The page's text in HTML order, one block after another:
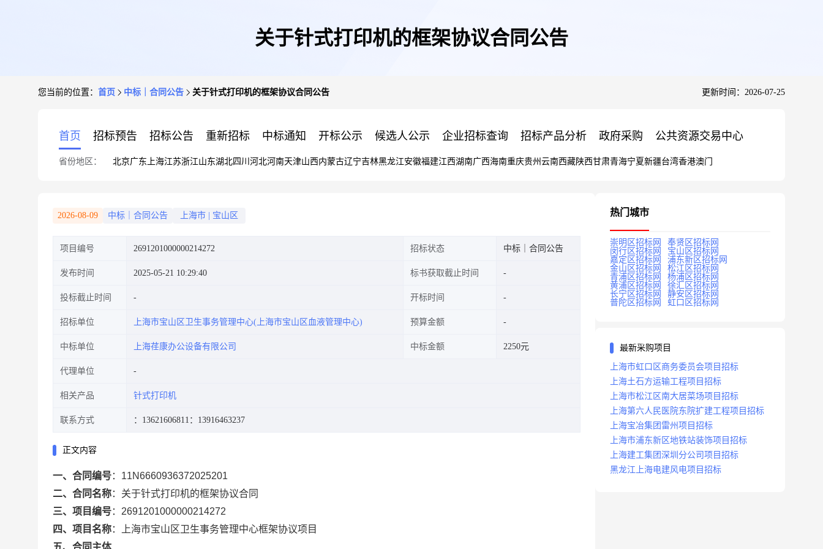
关于针式打印机的框架协议合同公告
您当前的位置： 首页 中标｜合同公告 关于针式打印机的框架协议合同公告 更新时间：2026-07-25
首页 招标预告 招标公告 重新招标 中标通知 开标公示 候选人公示 企业招标查询 招标产品分析 政府采购 公共资源交易中心
省份地区： 北京广东 上海江苏浙江山东湖北四川 河北河南天津山西内蒙古辽宁吉林黑龙江安徽福建江西湖南广西海南重庆贵州 云南西藏陕西甘肃青海宁夏新疆台湾香港澳门
2026-08-09 中标｜合同公告 上海市 宝山区
项目编号 2691201000000214272 招标状态 中标｜合同公告
发布时间 2025-05-21 10:29:40 标书获取截止时间
投标截止时间 开标时间
招标单位 上海市宝山区卫生事务管理中心(上海市宝山区血液管理中心) 预算金额
中标单位 上海荏康办公设备有限公司 中标金额 2250元
代理单位
相关产品 针式打印机
联系方式 ：13621606811 ：13916463237
正文内容
一、合同编号： 11N6660936372025201
二、合同名称： 关于针式打印机的框架协议合同
三、项目编号： 2691201000000214272
四、项目名称：
上海市宝山区卫生事务管理中心框架协议项目
五、合同主体
热门城市
崇明区招标网
奉贤区招标网
闵行区招标网
宝山区招标网
嘉定区招标网
浦东新区招标网
金山区招标网
松江区招标网
青浦区招标网
杨浦区招标网
黄浦区招标网
徐汇区招标网
长宁区招标网
静安区招标网
普陀区招标网
虹口区招标网
最新采购项目
上海市虹口区商务委员会项目招标
上海土石方运输工程项目招标
上海市松江区南大居菜场项目招标
上海第六人民医院东院扩建工程项目招标
上海宝冶集团雷州项目招标
上海市浦东新区地铁站装饰项目招标
上海建工集团深圳分公司项目招标
黑龙江上海电建风电项目招标